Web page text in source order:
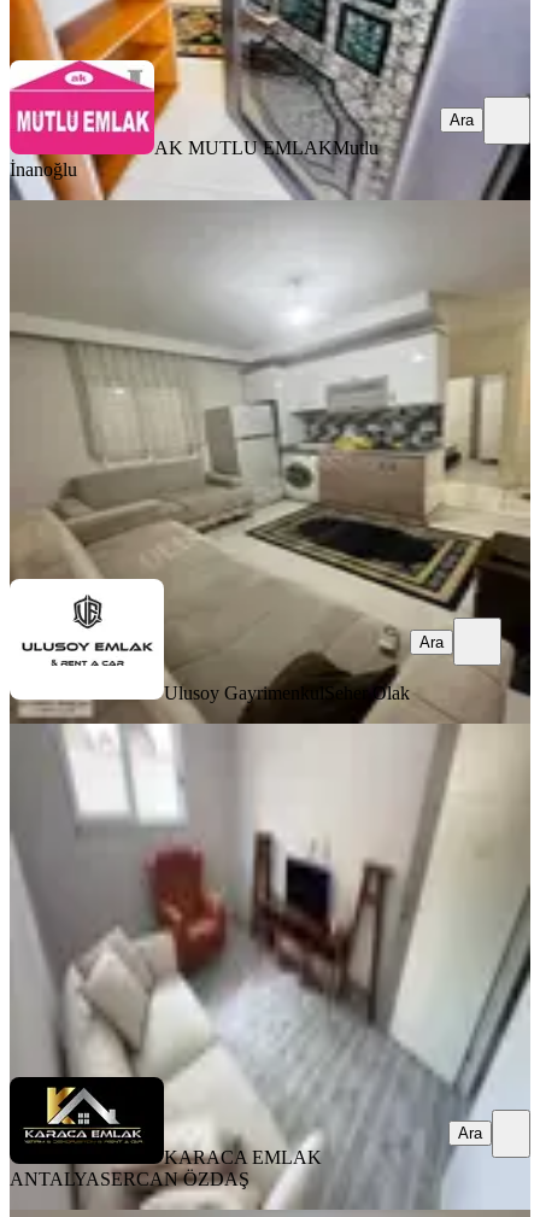
Ara
AK MUTLU EMLAKMutlu
İnanoğlu
Ara
Kepez, Ahatlı Mahallesi
1+1·55 m²· 2. Kat·02.08.2026
22.000 ₺
Ulusoy GayrimenkulSeher Olak
Ulusoy Gayrimenkul Seher Olak
Ara
MANZARALI
Ahatlıda 1+1 Eşyalı Kiralık Daire
1+1·60 m² Kot 1 ·
19.000 ₺
KARACA EMLAK ANTALYA SERCAN ÖZDAŞ
KARACA EMLAK
ANTALYASERCAN ÖZDAŞ
Ara